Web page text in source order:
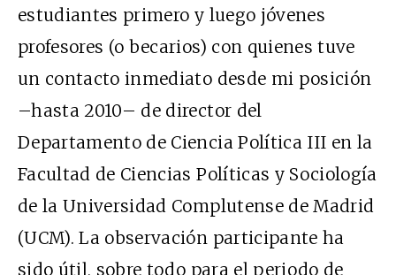
estudiantes primero y luego jóvenes
profesores (o becarios) con quienes tuve
un contacto inmediato desde mi posición
–hasta 2010– de director del
Departamento de Ciencia Política III en la
Facultad de Ciencias Políticas y Sociología
de la Universidad Complutense de Madrid
(UCM). La observación participante ha
sido útil, sobre todo para el periodo de